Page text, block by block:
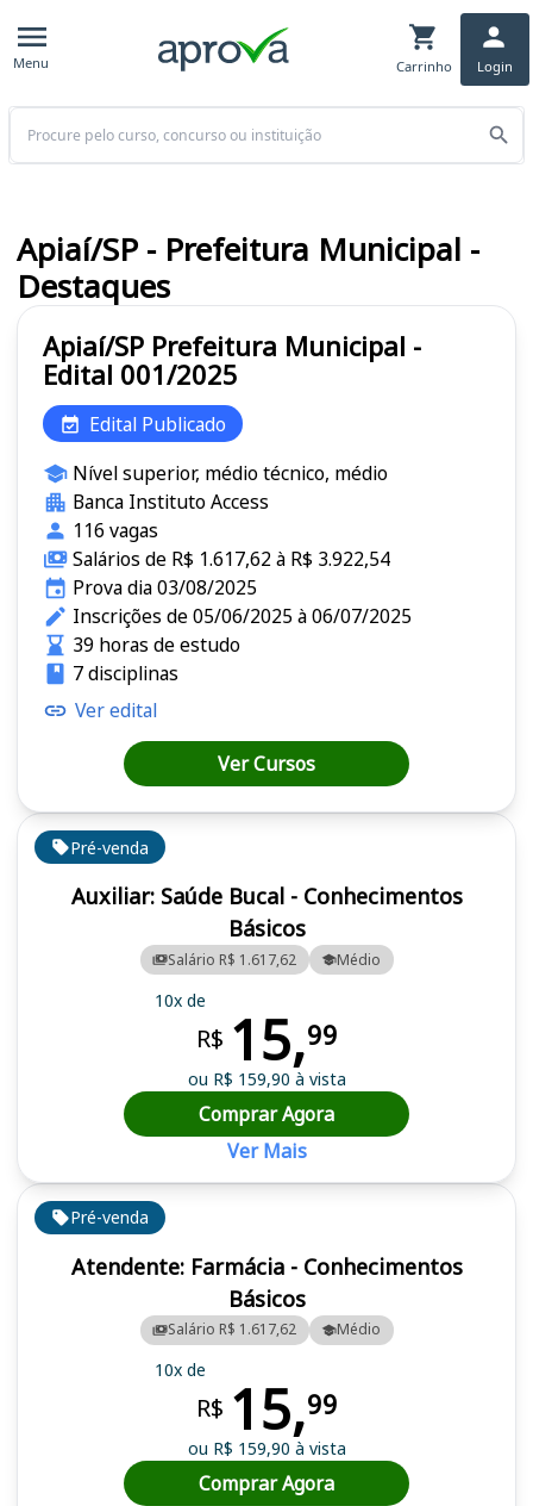
Menu Carrinho Login
Buscar
Pré-venda
Atendente: Farmácia - Conhecimentos
Básicos
Salário R$ 1.617,62 Médio
10x de
R$ 15,99
ou R$ 159,90 à vista
Comprar Agora
Pré-venda
Auxiliar: Saúde Bucal - Conhecimentos
Básicos
Salário R$ 1.617,62 Médio
10x de
R$ 15,99
ou R$ 159,90 à vista
Comprar Agora
Ver Mais
Apiaí/SP Prefeitura Municipal -
Edital 001/2025
Edital Publicado
Nível superior, médio técnico, médio
Banca Instituto Access
116 vagas
Salários de R$ 1.617,62 à R$ 3.922,54
Prova dia 03/08/2025
Inscrições de 05/06/2025 à 06/07/2025
39 horas de estudo
7 disciplinas
Ver edital
Ver Cursos
Apiaí/SP - Prefeitura Municipal -
Destaques